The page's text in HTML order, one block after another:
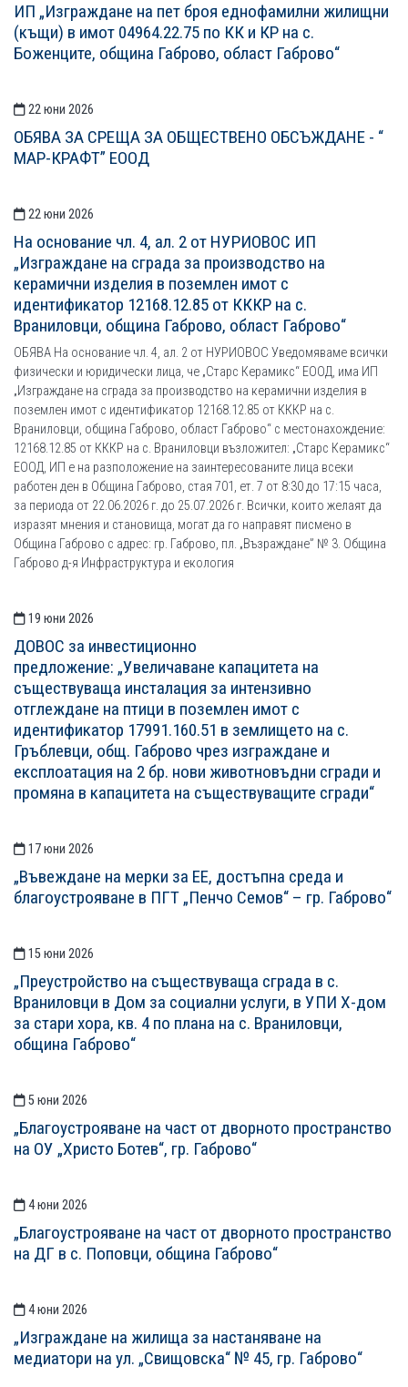
ИП „Изграждане на пет броя еднофамилни жилищни
(къщи) в имот 04964.22.75 по КК и КР на с.
Боженците, община Габрово, област Габрово“
22 юни 2026
ОБЯВА ЗА СРЕЩА ЗА ОБЩЕСТВЕНО ОБСЪЖДАНЕ - “
МАР-КРАФТ” ЕООД
22 юни 2026
На основание чл. 4, ал. 2 от НУРИОВОС ИП
„Изграждане на сграда за производство на
керамични изделия в поземлен имот с
идентификатор 12168.12.85 от КККР на с.
Враниловци, община Габрово, област Габрово“
ОБЯВА На основание чл. 4, ал. 2 от НУРИОВОС Уведомяваме всички
физически и юридически лица, че „Старс Керамикс“ ЕООД, има ИП
„Изграждане на сграда за производство на керамични изделия в
поземлен имот с идентификатор 12168.12.85 от КККР на с.
Враниловци, община Габрово, област Габрово“ с местонахождение:
12168.12.85 от КККР на с. Враниловци възложител: „Старс Керамикс“
ЕООД, ИП е на разположение на заинтересованите лица всеки
работен ден в Община Габрово, стая 701, ет. 7 от 8:30 до 17:15 часа,
за периода от 22.06.2026 г. до 25.07.2026 г. Всички, които желаят да
изразят мнения и становища, могат да го направят писмено в
Община Габрово с адрес: гр. Габрово, пл. „Възраждане” № 3. Община
Габрово д-я Инфраструктура и екология
19 юни 2026
ДОВОС за инвестиционно
предложение: „Увеличаване капацитета на
съществуваща инсталация за интензивно
отглеждане на птици в поземлен имот с
идентификатор 17991.160.51 в землището на с.
Гръблевци, общ. Габрово чрез изграждане и
експлоатация на 2 бр. нови животновъдни сгради и
промяна в капацитета на съществуващите сгради“
17 юни 2026
„Въвеждане на мерки за ЕЕ, достъпна среда и
благоустрояване в ПГТ „Пенчо Семов“ – гр. Габрово“
15 юни 2026
„Преустройство на съществуваща сграда в с.
Враниловци в Дом за социални услуги, в УПИ Х-дом
за стари хора, кв. 4 по плана на с. Враниловци,
община Габрово“
5 юни 2026
„Благоустрояване на част от дворното пространство
на ОУ „Христо Ботев“, гр. Габрово“
4 юни 2026
„Благоустрояване на част от дворното пространство
на ДГ в с. Поповци, община Габрово“
4 юни 2026
„Изграждане на жилища за настаняване на
медиатори на ул. „Свищовска“ № 45, гр. Габрово“